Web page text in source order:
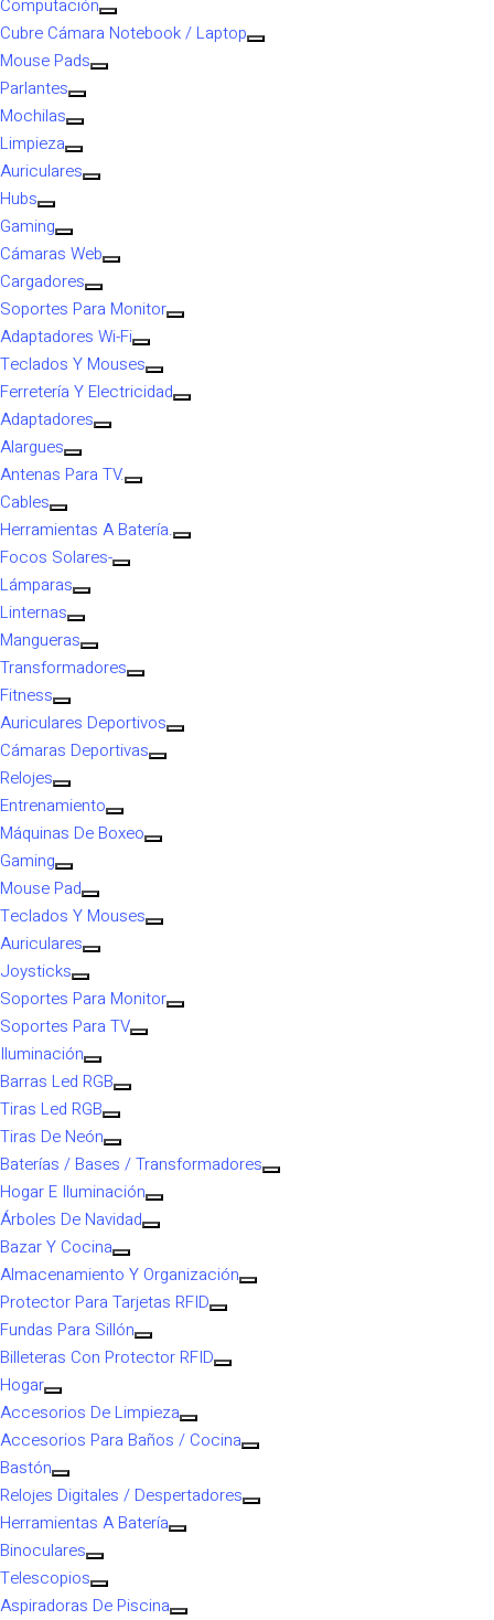
Computación
Cubre Cámara Notebook / Laptop
Mouse Pads
Parlantes
Mochilas
Limpieza
Auriculares
Hubs
Gaming
Cámaras Web
Cargadores
Soportes Para Monitor
Adaptadores Wi-Fi
Teclados Y Mouses
Ferretería Y Electricidad
Adaptadores
Alargues
Antenas Para TV.
Cables
Herramientas A Batería.
Focos Solares-
Lámparas
Linternas
Mangueras
Transformadores
Fitness
Auriculares Deportivos
Cámaras Deportivas
Relojes
Entrenamiento
Máquinas De Boxeo
Gaming
Mouse Pad
Teclados Y Mouses
Auriculares
Joysticks
Soportes Para Monitor
Soportes Para TV
Iluminación
Barras Led RGB
Tiras Led RGB
Tiras De Neón
Baterías / Bases / Transformadores
Hogar E Iluminación
Árboles De Navidad
Bazar Y Cocina
Almacenamiento Y Organización
Protector Para Tarjetas RFID
Fundas Para Sillón
Billeteras Con Protector RFID
Hogar
Accesorios De Limpieza
Accesorios Para Baños / Cocina
Bastón
Relojes Digitales / Despertadores
Herramientas A Batería
Binoculares
Telescopios
Aspiradoras De Piscina